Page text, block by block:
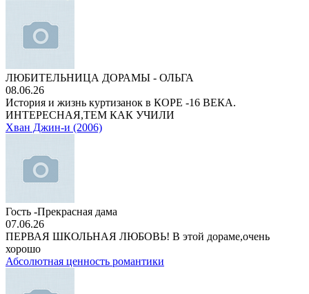
ЛЮБИТЕЛЬНИЦА ДОРАМЫ - ОЛЬГА
08.06.26
История и жизнь куртизанок в КОРЕ -16 ВЕКА.
ИНТЕРЕСНАЯ,ТЕМ КАК УЧИЛИ
Хван Джин-и (2006)
Гость -Прекрасная дама
07.06.26
ПЕРВАЯ ШКОЛЬНАЯ ЛЮБОВЬ! В этой дораме,очень
хорошо
Абсолютная ценность романтики